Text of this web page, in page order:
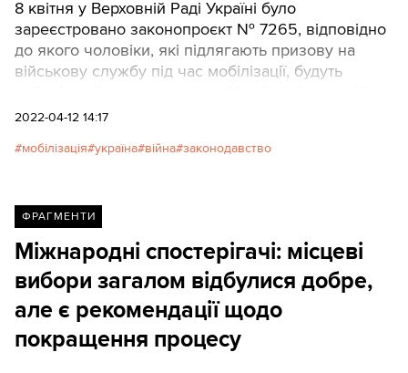
8 квітня у Верховній Раді Україні було
зареєстровано законопроєкт № 7265, відповідно
до якого чоловіки, які підлягають призову на
військову службу під час мобілізації, будуть
2022-04-12 14:17
мобілізація україна війна законодавство
ФРАГМЕНТИ
Міжнародні спостерігачі: місцеві
вибори загалом відбулися добре,
але є рекомендації щодо
покращення процесу